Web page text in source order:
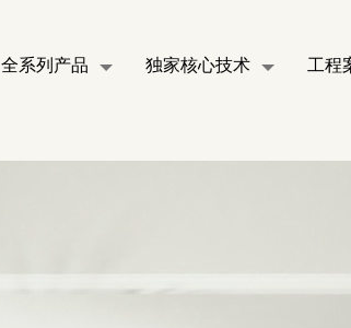
全系列产品 独家核心技术 工程